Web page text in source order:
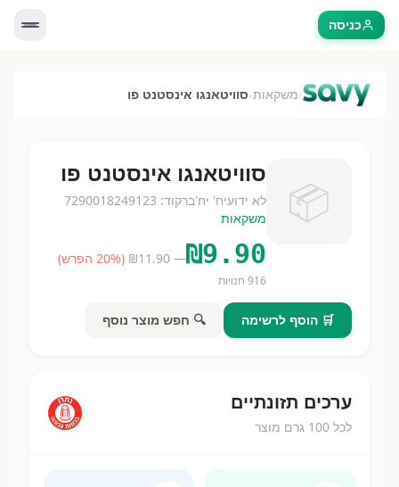
כניסה
›משקאות›סוויטאנגו אינסטנט פו
📦
סוויטאנגו אינסטנט פו
לא ידועיח' יח'ברקוד: 7290018249123
משקאות
₪9.90
— ₪
11.90
(
20% הפרש)
916 חנויות
🛒 הוסף לרשימה 🔍 חפש מוצר נוסף
ערכים תזונתיים
לכל 100 גרם מוצר